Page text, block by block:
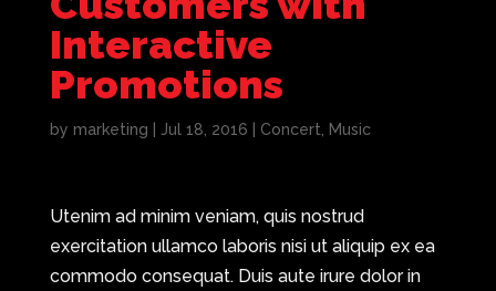
Interactive
Promotions
by marketing Jul 18, 2016 Concert Music
Utenim ad minim veniam, quis nostrud
exercitation ullamco laboris nisi ut aliquip ex ea
commodo consequat. Duis aute irure dolor in